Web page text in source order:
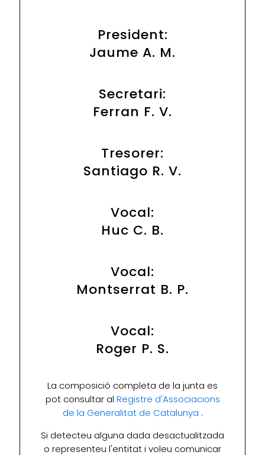
President:
Jaume A. M.
Secretari:
Ferran F. V.
Tresorer:
Santiago R. V.
Vocal:
Huc C. B.
Vocal:
Montserrat B. P.
Vocal:
Roger P. S.
La composició completa de la junta es
pot consultar al Registre d'Associacions
de la Generalitat de Catalunya .
Si detecteu alguna dada desactualitzada
o representeu l'entitat i voleu comunicar